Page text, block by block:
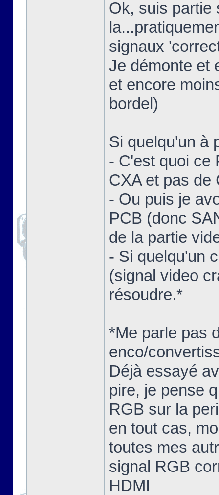
Ok, suis partie
signaux
Je démonte et
et encore
bordel)
Si quelqu'un à
- C'est quoi ce
CXA et pas de
- Ou puis je
PCB (donc
de la partie
- Si quelqu'un
(signal video
résoudre.*
*Me parle pas
enco/
Déjà essayé
pire, je pense
RGB sur la
en tout cas,
toutes mes
signal RGB
HDMI